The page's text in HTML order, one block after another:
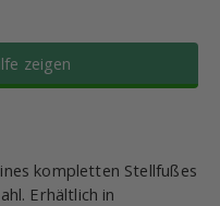
zeigen
kompletten Stellfußes
Erhältlich in